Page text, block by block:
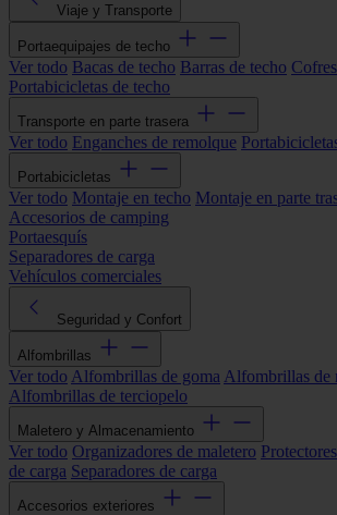
Viaje y Transporte
Portaequipajes de techo
Ver todo Bacas de techo Barras de techo
Portabicicletas de techo
Transporte en parte trasera
Ver todo Enganches de remolque
Portabicicletas
Ver todo Montaje en techo Montaje en parte
Accesorios de camping
Portaesquís
Separadores de carga
Vehículos comerciales
Seguridad y Confort
Alfombrillas
Ver todo Alfombrillas de goma Alfombrillas de
Alfombrillas de terciopelo
Maletero y Almacenamiento
Ver todo Organizadores de maletero
de carga Separadores de carga
Accesorios exteriores